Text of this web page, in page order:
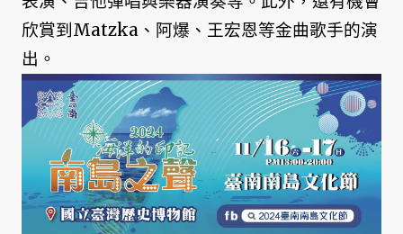
欣賞到Matzka、阿爆、王宏恩等金曲歌手的演
出。